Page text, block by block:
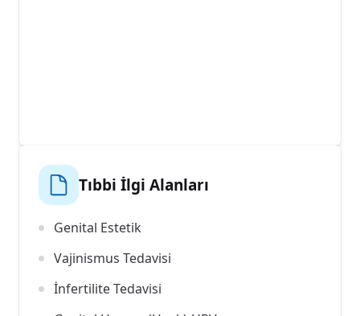
Tıbbi İlgi Alanları
Genital Estetik
Vajinismus Tedavisi
İnfertilite Tedavisi